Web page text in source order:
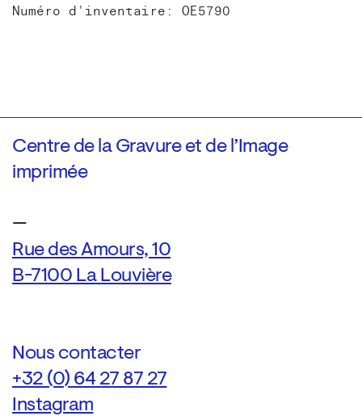
Numéro d'inventaire: OE5790
Centre de la Gravure et de l’Image
imprimée
—
Rue des Amours, 10
B-7100 La Louvière
Nous contacter
+32 (0) 64 27 87 27
Instagram